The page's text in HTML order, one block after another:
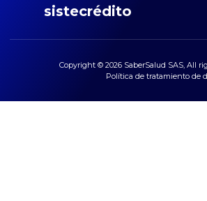
sistecrédito
Copyright © 2026 SaberSalud SAS, All
Política de tratamiento de